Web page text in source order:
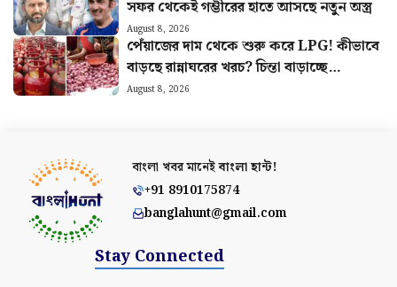
August 8, 2026
বিশ্বকাপ চলাকালীন মেসিকে প্রাণে মারার ছক!
‘টার্গেট’ ছিলেন রোনাল্ডোও, কীভাবে এড়ানো
গেল হামলা?
August 8, 2026
Jio-Airtel-কে টক্কর দিতে প্রস্তুত Vi! মিলেছে
সফর থেকেই গম্ভীরের হাতে আসছে নতুন অস্ত্র
August 8, 2026
পেঁয়াজের দাম থেকে শুরু করে LPG! কীভাবে
পরিসংখ্যান
August 8, 2026